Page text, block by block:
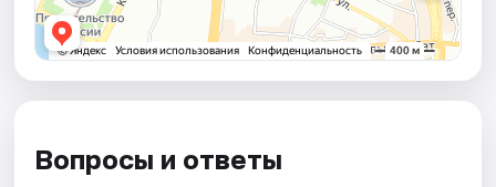
Вопросы и ответы